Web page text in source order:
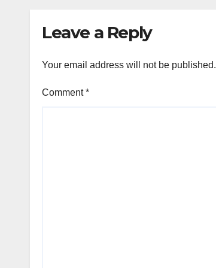
Leave a Reply
Your email address will not be published.
Comment*